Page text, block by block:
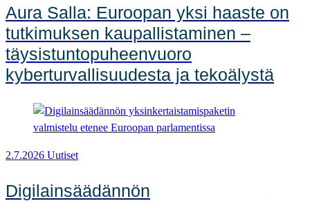
Aura Salla: Euroopan yksi haaste on
tutkimuksen kaupallistaminen –
täysistuntopuheenvuoro
kyberturvallisuudesta ja tekoälystä
2.7.2026 Uutiset
Digilainsäädännön